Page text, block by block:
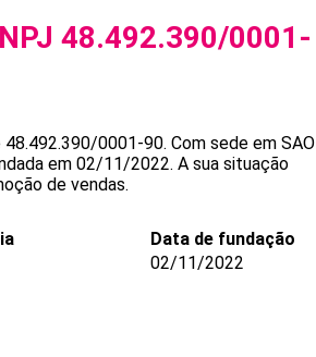
48.492.390/0001-
48.492.390/0001-90. Com sede em SAO
em 02/11/2022. A sua situação
de vendas.
Data de fundação
02/11/2022